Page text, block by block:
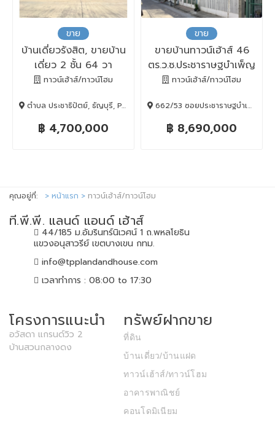
ขาย
บ้านเดี่ยวรังสิต, ขายบ้าน
เดี่ยว 2 ชั้น 64 วา
หมู่บ้านภัสสร4 รังสิต
ทาวน์เฮ้าส์/ทาวน์โฮม
ตำบล ประชาธิปัตย์, ธัญบุรี, Pathum Thani, 12130
฿ 4,700,000
ขาย
ขายบ้านทาวน์เฮ้าส์ 46
ตร.ว.ซ.ประชาราษฐบำเพ็ญ
26 ห้วยขวาง ทำเลดี
ทาวน์เฮ้าส์/ทาวน์โฮม
662/53 ซอยประชาราษฐบำเพ็ญ 26 แยก 4, ห้วยขวาง, BANGKOK , 10310
฿ 8,690,000
คุณอยู่ที่: หน้าแรก ทาวน์เฮ้าส์/ทาวน์โฮม
ที.พี.พี. แลนด์ แอนด์ เฮ้าส์
44/185 ม.อัมรินทร์นิเวศน์ 1 ถ.พหลโยธิน
แขวงอนุสาวรีย์ เขตบางเขน กทม.
info@tpplandandhouse.com
เวลาทำการ : 08:00 to 17:30
โครงการแนะนำ
อวัสดา แกรนด์วิว 2
บ้านสวนกลางดง
ทรัพย์ฝากขาย
ที่ดิน
บ้านเดี่ยว/บ้านแฝด
ทาวน์เฮ้าส์/ทาวน์โฮม
อาคารพาณิชย์
คอนโดมิเนียม